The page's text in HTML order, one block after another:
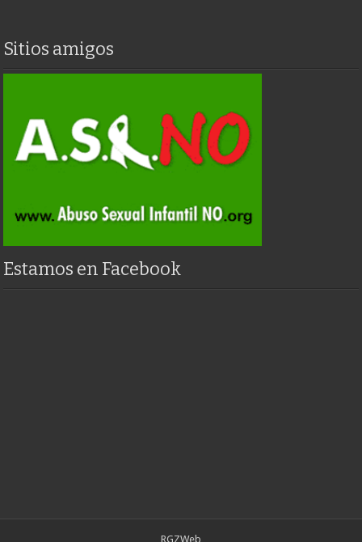
Sitios amigos
Estamos en Facebook
RGZWeb